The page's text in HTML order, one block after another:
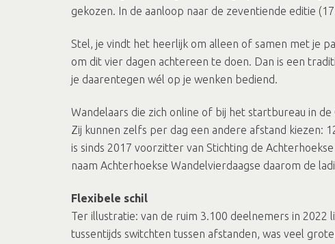
gekozen. In de aanloop naar de zeventiende editie
Stel, je vindt het heerlijk om alleen of samen met je
om dit vier dagen achtereen te doen. Dan is een
je daarentegen wél op je wenken bediend.
Wandelaars die zich online of bij het startbureau in
Zij kunnen zelfs per dag een andere afstand kiezen:
is sinds 2017 voorzitter van Stichting de
naam Achterhoekse Wandelvierdaagse daarom de
Flexibele schil
Ter illustratie: van de ruim 3.100 deelnemers in
tussentijds switchten tussen afstanden, was veel